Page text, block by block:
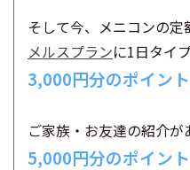
そして今、メニコンの定
メルスプランに1日タイ
3,000円分のポイン
ご家族・お友達の紹介が
5,000円分のポイン